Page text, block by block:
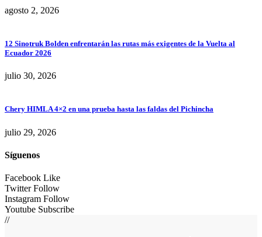
agosto 2, 2026
12 Sinotruk Bolden enfrentarán las rutas más exigentes de la Vuelta al
Ecuador 2026
julio 30, 2026
Chery HIMLA 4×2 en una prueba hasta las faldas del Pichincha
julio 29, 2026
Síguenos
Facebook Like
Twitter Follow
Instagram Follow
Youtube Subscribe
//